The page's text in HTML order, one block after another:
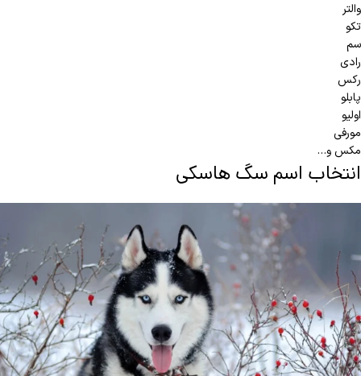
والتر
تکو
سم
رادی
رکس
پابلو
اولیو
مورفی
مکس و…
انتخاب اسم سگ هاسکی